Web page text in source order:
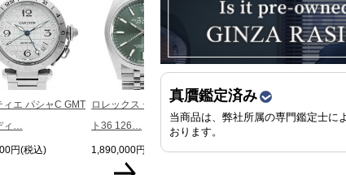
ィエ パシャC GMT
ィ…
円(税込)
ロレックス デイトジャス
ト36 126…
1,890,000円(税込)
PRICEDOWN ロレック
ス デイト…
1,388,000円(税込)
真贋鑑定済み
当商品は、弊社所属の専門鑑定士に
おります。